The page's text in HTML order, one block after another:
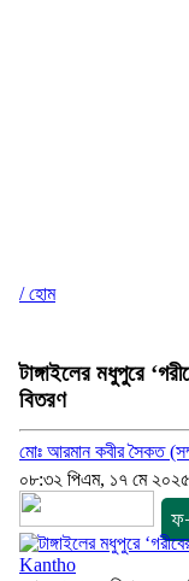
/ হোম
টাঙ্গাইলের মধুপুরে
বিতরণ
মোঃ আরমান কবীর সৈকত
০৮:৩২ পিএম, ১৭ মে ২০২৫